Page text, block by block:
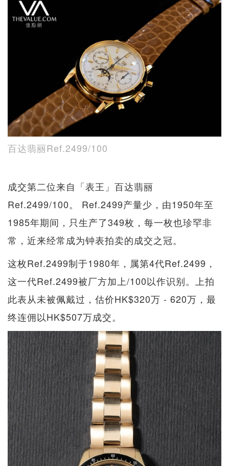
百达翡丽Ref.2499/100
成交第二位来自「表王」百达翡丽
Ref.2499/100。 Ref.2499产量少，由1950年至
1985年期间，只生产了349枚，每一枚也珍罕非
常，近来经常成为钟表拍卖的成交之冠。
这枚Ref.2499制于1980年，属第4代Ref.2499，
这一代Ref.2499被厂方加上/100以作识别。上拍
此表从未被佩戴过，估价HK$320万 - 620万，最
终连佣以HK$507万成交。